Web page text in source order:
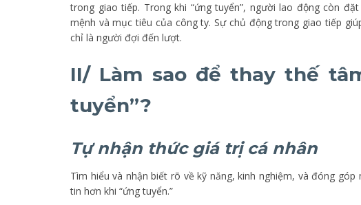
trong giao tiếp. Trong khi “ứng tuyển”, người lao động còn
mệnh và mục tiêu của công ty. Sự chủ động trong giao tiếp
chỉ là người đợi đến lượt.
II/ Làm sao để thay thế
tuyển”?
Tự nhận thức giá trị cá nhân
Tìm hiểu và nhận biết rõ về kỹ năng, kinh nghiệm, và đóng
tin hơn khi “ứng tuyển.”